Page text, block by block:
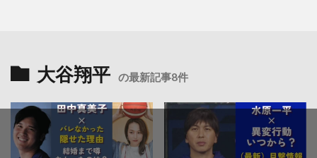
大谷翔平 の最新記事8件